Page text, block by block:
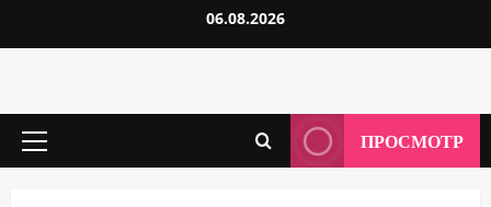
к
06.08.2026
Основное
ПРОСМОТР